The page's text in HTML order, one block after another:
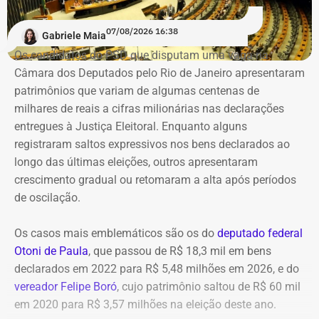
tecnológico do nosso conselho e de todo o nosso setor —
engenharias, agronomia e geociências”, destacou.
O acordo foi aprovado pelo diretor da NVIDIA na América
Latina, Márcio Aguiar. A colaboração tecnológica não terá
custos para o CREA-RJ, que passará a receber consultoria
direta da empresa.
Entre as áreas previstas na parceria estão pesquisa
aplicada em Inteligência Artificial e IA Generativa,
sistemas de apoio à decisão técnica, visão
computacional e processamento de dados de sensores,
Também estão previstas aplicações de Digital Twins, BIM
e ambientes virtuais em projetos, planejamento, inspeção,
operação, manutenção, treinamento e segurança, além de
tecnologias de robótica e sistemas autônomos voltadas
Gabriele Maia07/08/2026 16:38
Os candidatos do PSD que disputam uma vaga na
Câmara dos Deputados pelo Rio de Janeiro apresentaram
patrimônios que variam de algumas centenas de
milhares de reais a cifras milionárias nas declarações
entregues à Justiça Eleitoral. Enquanto alguns
registraram saltos expressivos nos bens declarados ao
longo das últimas eleições, outros apresentaram
crescimento gradual ou retomaram a alta após períodos
de oscilação.
Os casos mais emblemáticos são os do deputado federal
Otoni de Paula, que passou de R$ 18,3 mil em bens
declarados em 2022 para R$ 5,48 milhões em 2026, e do
vereador Felipe Boró, cujo patrimônio saltou de R$ 60 mil
em 2020 para R$ 3,57 milhões na eleição deste ano.